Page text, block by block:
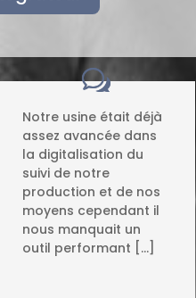
Notre usine était déjà
assez avancée dans
la digitalisation du
suivi de notre
production et de nos
moyens cependant il
nous manquait un
outil performant […]